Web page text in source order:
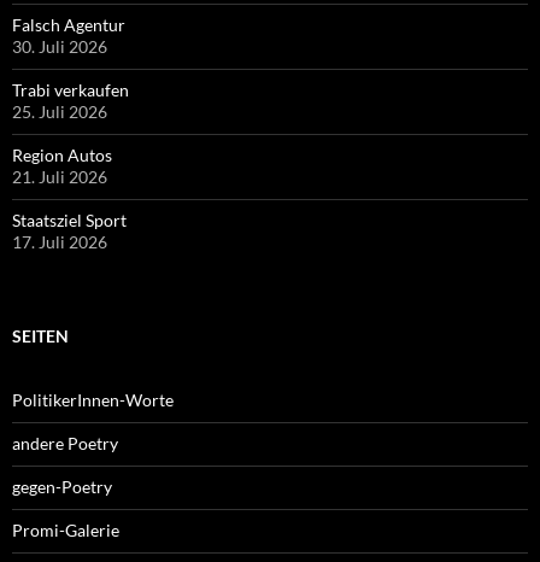
Falsch Agentur
30. Juli 2026
Trabi verkaufen
25. Juli 2026
Region Autos
21. Juli 2026
Staatsziel Sport
17. Juli 2026
SEITEN
PolitikerInnen-Worte
andere Poetry
gegen-Poetry
Promi-Galerie